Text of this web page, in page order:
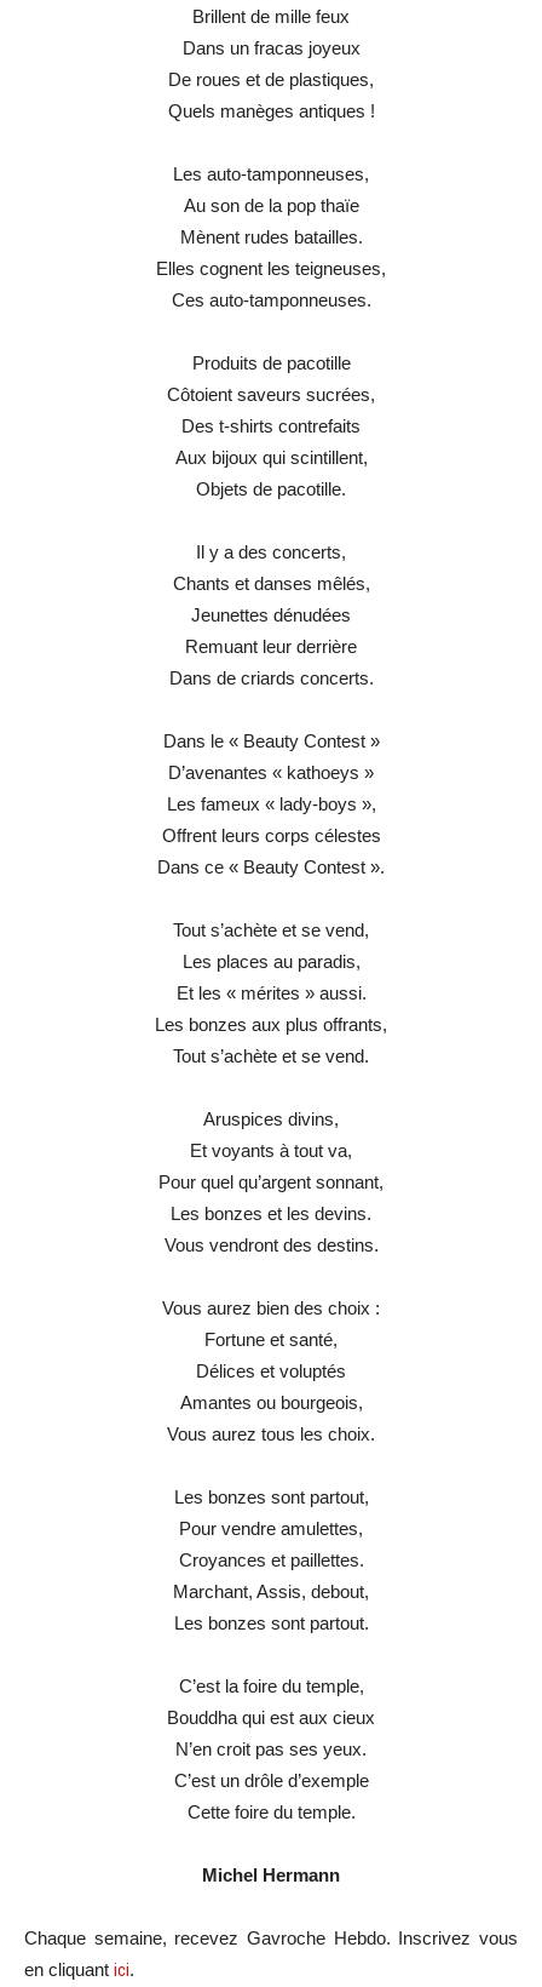
Brillent de mille feux
Dans un fracas joyeux
De roues et de plastiques,
Quels manèges antiques !
Les auto-tamponneuses,
Au son de la pop thaïe
Mènent rudes batailles.
Elles cognent les teigneuses,
Ces auto-tamponneuses.
Produits de pacotille
Côtoient saveurs sucrées,
Des t-shirts contrefaits
Aux bijoux qui scintillent,
Objets de pacotille.
Il y a des concerts,
Chants et danses mêlés,
Jeunettes dénudées
Remuant leur derrière
Dans de criards concerts.
Dans le « Beauty Contest »
D’avenantes « kathoeys »
Les fameux « lady-boys »,
Offrent leurs corps célestes
Dans ce « Beauty Contest ».
Tout s’achète et se vend,
Les places au paradis,
Et les « mérites » aussi.
Les bonzes aux plus offrants,
Tout s’achète et se vend.
Aruspices divins,
Et voyants à tout va,
Pour quel qu’argent sonnant,
Les bonzes et les devins.
Vous vendront des destins.
Vous aurez bien des choix :
Fortune et santé,
Délices et voluptés
Amantes ou bourgeois,
Vous aurez tous les choix.
Les bonzes sont partout,
Pour vendre amulettes,
Croyances et paillettes.
Marchant, Assis, debout,
Les bonzes sont partout.
C’est la foire du temple,
Bouddha qui est aux cieux
N’en croit pas ses yeux.
C’est un drôle d’exemple
Cette foire du temple.
Michel Hermann
Chaque semaine, recevez Gavroche Hebdo. Inscrivez vous
en cliquant ici.